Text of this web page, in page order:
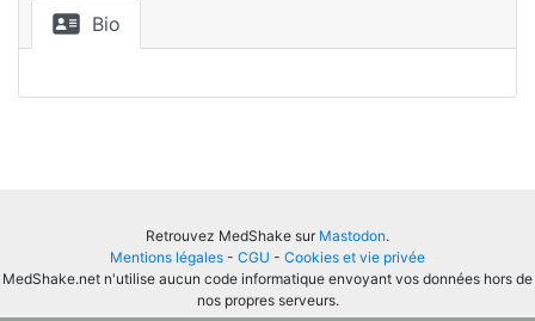
Bio
Retrouvez MedShake sur Mastodon.
Mentions légales - CGU - Cookies et vie privée
MedShake.net n'utilise aucun code informatique envoyant vos données hors de
nos propres serveurs.